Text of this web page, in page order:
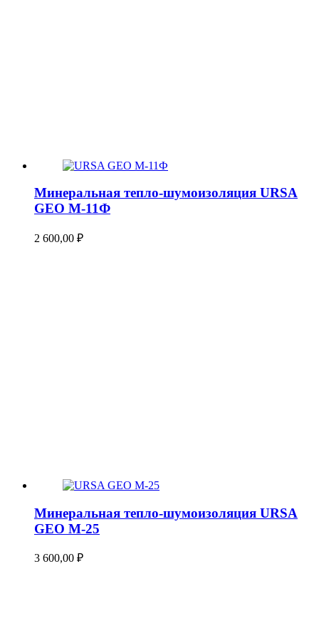
Минеральная тепло-шумоизоляция URSA
GEO М-11Ф
2 600,00 ₽
Минеральная тепло-шумоизоляция URSA
GEO М-25
3 600,00 ₽